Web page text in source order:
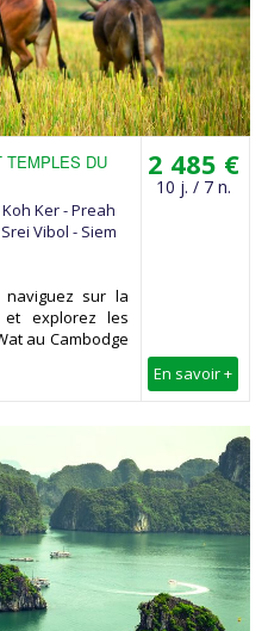
2 485 €
10 j. / 7 n.
En savoir +
TEMPLES DU
Ker - Preah
Vibol - Siem
naviguez sur la
explorez les
au Cambodge